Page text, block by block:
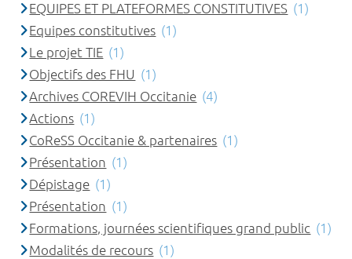
EQUIPES ET PLATEFORMES CONSTITUTIVES (1)
Equipes constitutives (1)
Le projet TIE (1)
Objectifs des FHU (1)
Archives COREVIH Occitanie (4)
Actions (1)
CoReSS Occitanie & partenaires (1)
Présentation (1)
Dépistage (1)
Présentation (1)
Formations, journées scientifiques grand public (1)
Modalités de recours (1)